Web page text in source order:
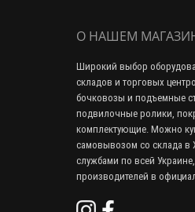
О НАШЕМ
Широкий выбор
складов и торговых
бочковозы и подъемные
подвилочные ролики,
комплектующие. Можно
самовывозом со склада в
службами по всей
производителей в